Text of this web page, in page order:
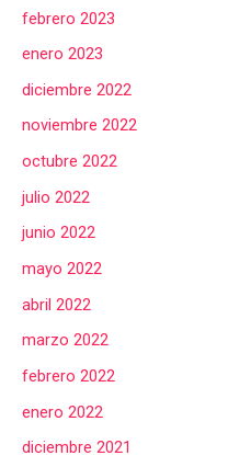
febrero 2023
enero 2023
diciembre 2022
noviembre 2022
octubre 2022
julio 2022
junio 2022
mayo 2022
abril 2022
marzo 2022
febrero 2022
enero 2022
diciembre 2021